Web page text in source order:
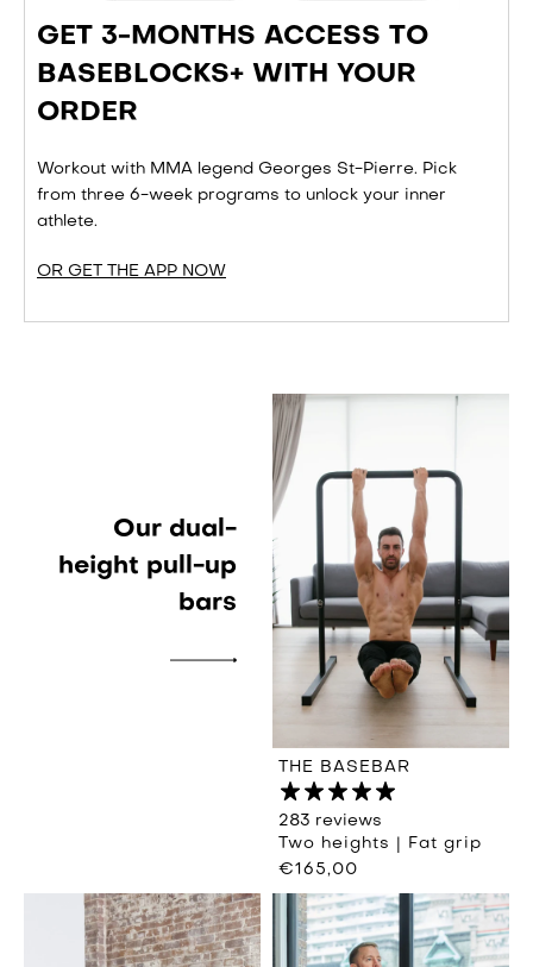
GET 3-MONTHS ACCESS TO
BASEBLOCKS+ WITH YOUR
ORDER
Workout with MMA legend Georges St-Pierre. Pick
from three 6-week programs to unlock your inner
athlete.
OR GET THE APP NOW
Our dual-
height pull-up
bars
THE BASEBAR
283 reviews
Two heights | Fat grip
€165,00